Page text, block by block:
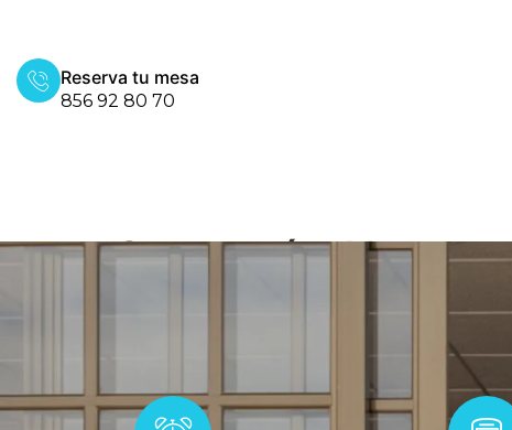
Reserva tu mesa
856 92 80 70
Categoría: